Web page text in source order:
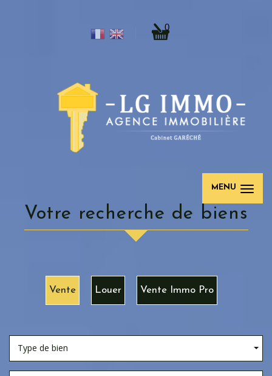
0
MENU
votre recherche de biens
Vente Louer Vente Immo Pro
Type de bien